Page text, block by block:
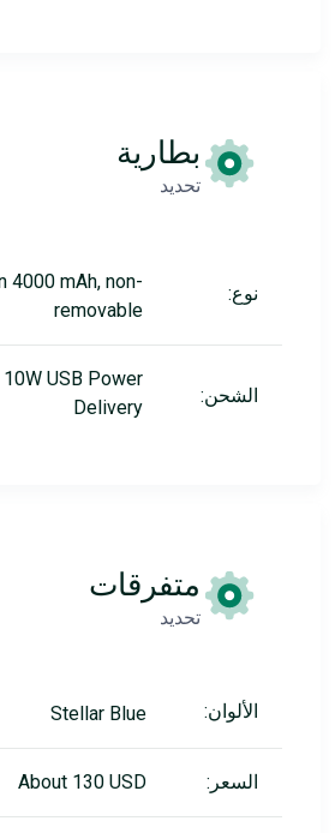
بطارية
تحديد
نوع:
4000 mAh, non-
removable
الشحن:
USB Power
Delivery
متفرقات
تحديد
الألوان: Stellar Blue
السعر: About 130 USD